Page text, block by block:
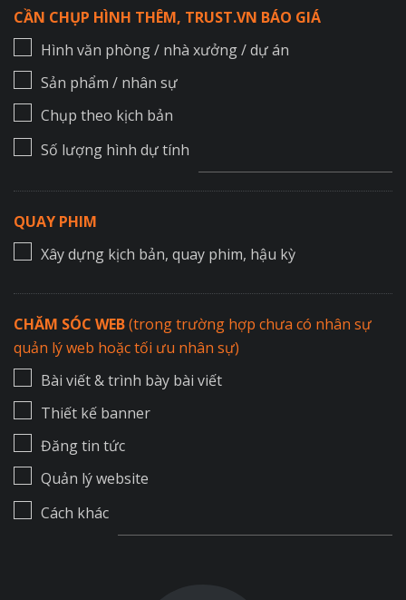
CẦN CHỤP HÌNH THÊM, TRUST.VN BÁO GIÁ
Hình văn phòng / nhà xưởng / dự án
Sản phẩm / nhân sự
Chụp theo kịch bản
Số lượng hình dự tính
QUAY PHIM
Xây dựng kịch bản, quay phim, hậu kỳ
CHĂM SÓC WEB(trong trường hợp chưa có nhân sự
quản lý web hoặc tối ưu nhân sự)
Bài viết & trình bày bài viết
Thiết kế banner
Đăng tin tức
Quản lý website
Cách khác